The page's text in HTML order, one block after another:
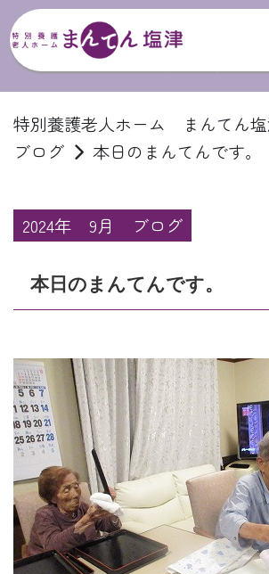
特別養護老人ホーム まんてん
ブログ
本日のまんてんです。
2024年 9月 ブログ
本日のまんてんです。